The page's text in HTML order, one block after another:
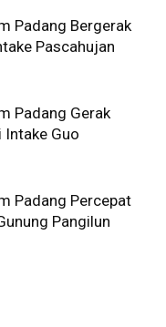
Padang Bergerak
Pascahujan
Padang Gerak
Guo
Padang Percepat
Pangilun